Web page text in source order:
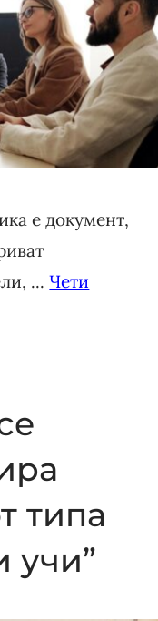
е документ,
...Чети
типа
учи”